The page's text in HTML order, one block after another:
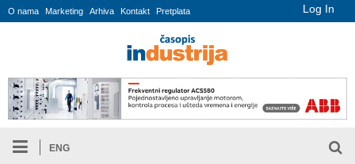
Log In
O nama Marketing Arhiva Kontakt Pretplata
ENG